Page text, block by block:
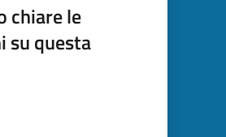
chiare le
su questa